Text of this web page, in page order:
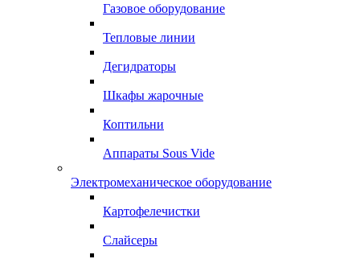
Газовое оборудование
Тепловые линии
Дегидраторы
Шкафы жарочные
Коптильни
Аппараты Sous Vide
Электромеханическое оборудование
Картофелечистки
Слайсеры